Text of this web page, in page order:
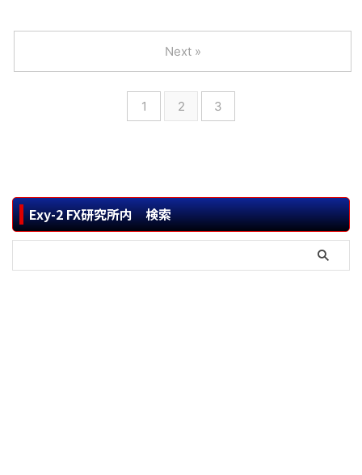
1 2 3
Next »
Exy-2 FX研究所内 検索